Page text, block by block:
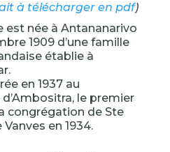
à télécharger en pdf)
est née à Antananarivo
1909 d’une famille
établie à
en 1937 au
le premier
congrégation de Ste
en 1934.